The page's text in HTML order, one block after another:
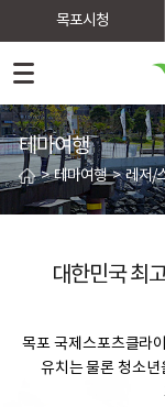
목포시청
테마여행
>테마여행>레저/
대한민국 최
목포 국제스포츠클라
유치는 물론 청소